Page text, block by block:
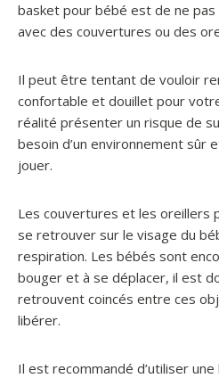
basket pour bébé est de ne
avec des couvertures ou des
Il peut être tentant de vouloir
confortable et douillet pour
réalité présenter un risque de
besoin d’un environnement sûr
jouer.
Les couvertures et les oreillers
se retrouver sur le visage du
respiration. Les bébés sont
bouger et à se déplacer, il est
retrouvent coincés entre ces
libérer.
Il est recommandé d’utiliser